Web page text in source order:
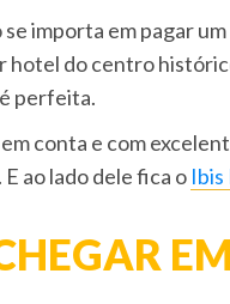
se importa em pagar
hotel do centro
perfeita.
conta e com
. E ao lado dele fica o